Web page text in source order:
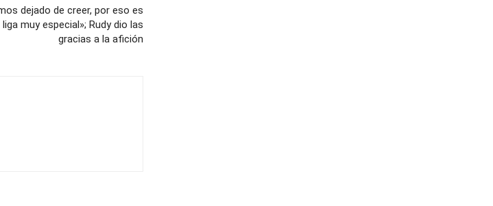
dejado de creer, por eso es
muy especial»; Rudy dio las
gracias a la afición